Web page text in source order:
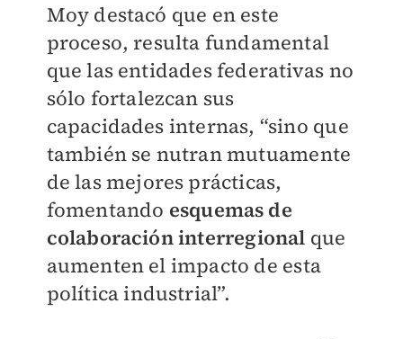
Moy destacó que en este
proceso, resulta fundamental
que las entidades federativas no
sólo fortalezcan sus
capacidades internas, “sino que
también se nutran mutuamente
de las mejores prácticas,
fomentando esquemas de
colaboración interregional que
aumenten el impacto de esta
política industrial”.